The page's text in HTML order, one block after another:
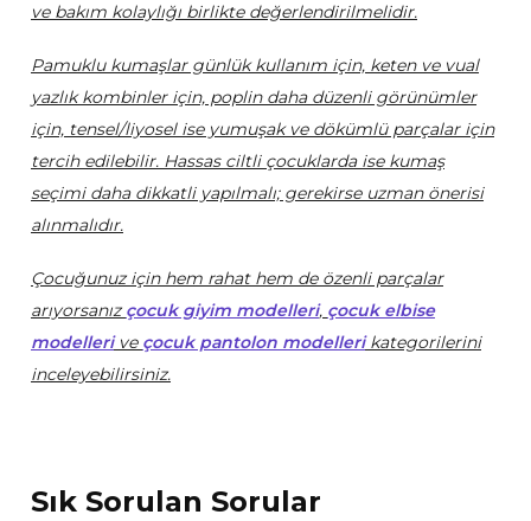
ve bakım kolaylığı birlikte değerlendirilmelidir.
Pamuklu kumaşlar günlük kullanım için, keten ve vual
yazlık kombinler için, poplin daha düzenli görünümler
için, tensel/liyosel ise yumuşak ve dökümlü parçalar için
tercih edilebilir. Hassas ciltli çocuklarda ise kumaş
seçimi daha dikkatli yapılmalı; gerekirse uzman önerisi
alınmalıdır.
Çocuğunuz için hem rahat hem de özenli parçalar
arıyorsanız çocuk giyim modelleri, çocuk elbise
modellerive çocuk pantolon modellerikategorilerini
inceleyebilirsiniz.
Sık Sorulan Sorular